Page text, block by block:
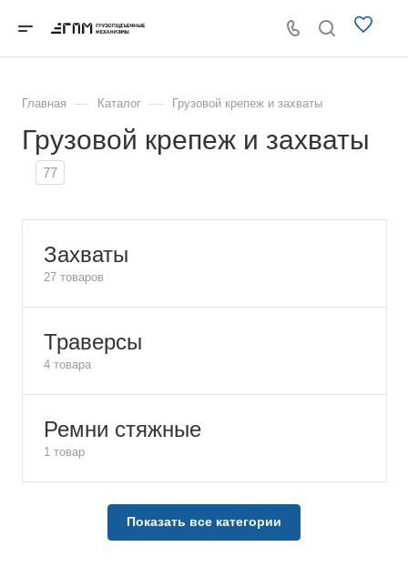
Главная — Каталог — Грузовой крепеж и захваты
Грузовой крепеж и захваты
77
Захваты
27 товаров
Траверсы
4 товара
Ремни стяжные
1 товар
Показать все категории